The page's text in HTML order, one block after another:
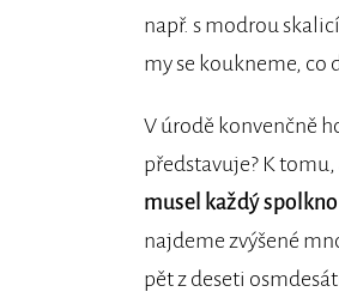
např. s modrou
my se koukneme, co
V úrodě konvenčně
představuje? K tomu,
musel každý
najdeme zvýšené
pět z deseti